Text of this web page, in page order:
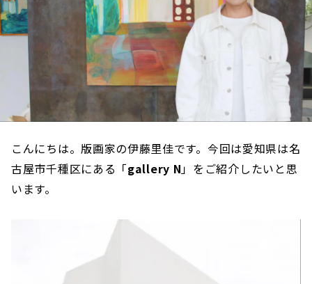
こんにちは。版画家の伊藤里佳です。今回は愛知県は名
古屋市千種区にある「gallery N」をご紹介したいと思
います。